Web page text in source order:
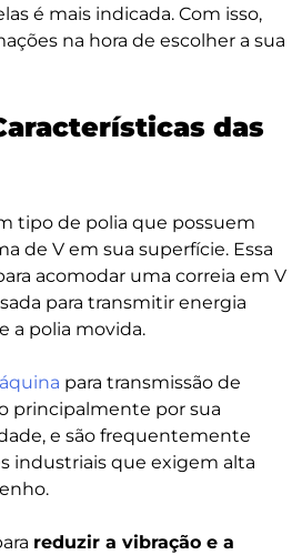
é mais indicada. Com isso,
na hora de escolher a sua
das
tipo de polia que possuem
de V em sua superfície. Essa
acomodar uma correia em V
para transmitir energia
a polia movida.
para transmissão de
principalmente por sua
e são frequentemente
industriais que exigem alta
reduzir a vibração e a